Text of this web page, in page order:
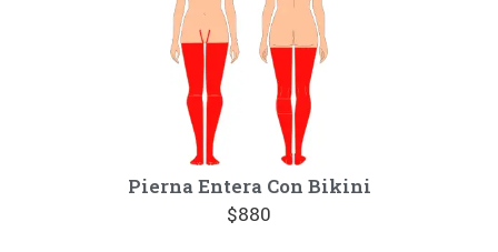
Pierna Entera Con Bikini
$880